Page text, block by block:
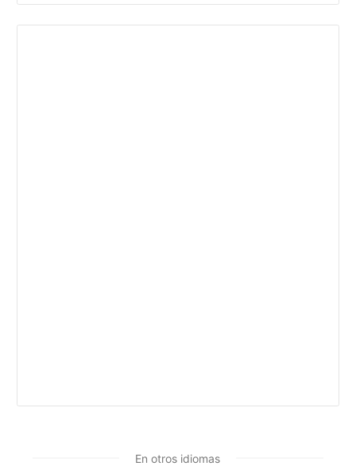
En otros idiomas